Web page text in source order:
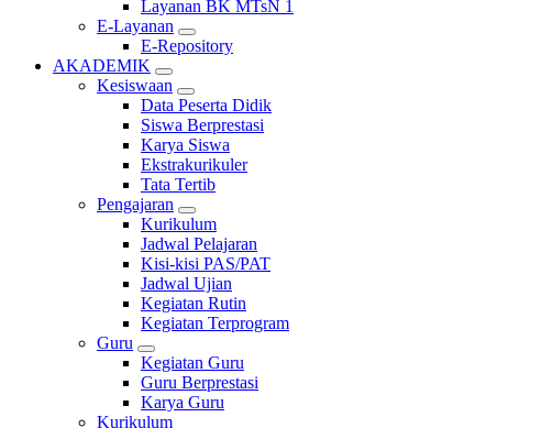
Layanan BK MTsN 1
E-Layanan
E-Repository
AKADEMIK
Kesiswaan
Data Peserta Didik
Siswa Berprestasi
Karya Siswa
Ekstrakurikuler
Tata Tertib
Pengajaran
Kurikulum
Jadwal Pelajaran
Kisi-kisi PAS/PAT
Jadwal Ujian
Kegiatan Rutin
Kegiatan Terprogram
Guru
Kegiatan Guru
Guru Berprestasi
Karya Guru
Kurikulum